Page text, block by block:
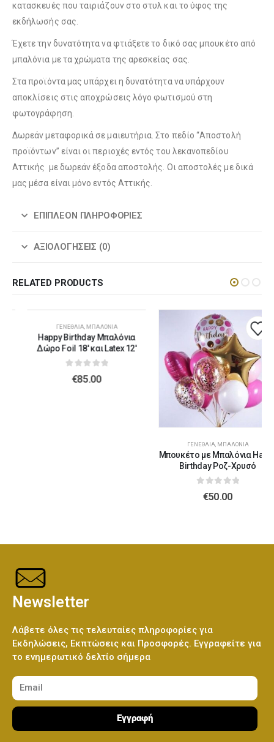
κατασκευές που ταιριάζουν στο στυλ και το ύφος της
εκδήλωσής σας.
Έχετε την δυνατότητα να φτιάξετε το δικό σας μπουκέτο από
μπαλόνια με τα χρώματα της αρεσκείας σας.
Στα προϊόντα μας υπάρχει η δυνατότητα να υπάρχουν
αποκλίσεις στις αποχρώσεις λόγο φωτισμού στη
φωτογράφηση.
Δωρεάν μεταφορικά σε μαιευτήρια. Στο πεδίο “Αποστολή
προϊόντων” είναι οι περιοχές εντός του λεκανοπεδίου
Αττικής με δωρεάν έξοδα αποστολής. Οι αποστολές με δικά
μας μέσα είναι μόνο εντός Αττικής.
ΕΠΙΠΛΈΟΝ ΠΛΗΡΟΦΟΡΊΕΣ
ΑΞΙΟΛΟΓΉΣΕΙΣ (0)
RELATED PRODUCTS
ΓΕΝΈΘΛΙΑ,ΜΠΑΛΌΝΙΑ
Happy Birthday Μπαλόνια
Δώρο Foil 18' και Latex 12'
85.00
ΓΕΝΈΘΛΙΑ,ΜΠΑΛΌΝΙΑ
Μπουκέτο με Μπαλόνια Happy
Birthday Ροζ-Χρυσό
50.00
Newsletter
Λάβετε όλες τις τελευταίες πληροφορίες για
Εκδηλώσεις, Εκπτώσεις και Προσφορές. Εγγραφείτε για
το ενημερωτικό δελτίο σήμερα
Εγγραφή